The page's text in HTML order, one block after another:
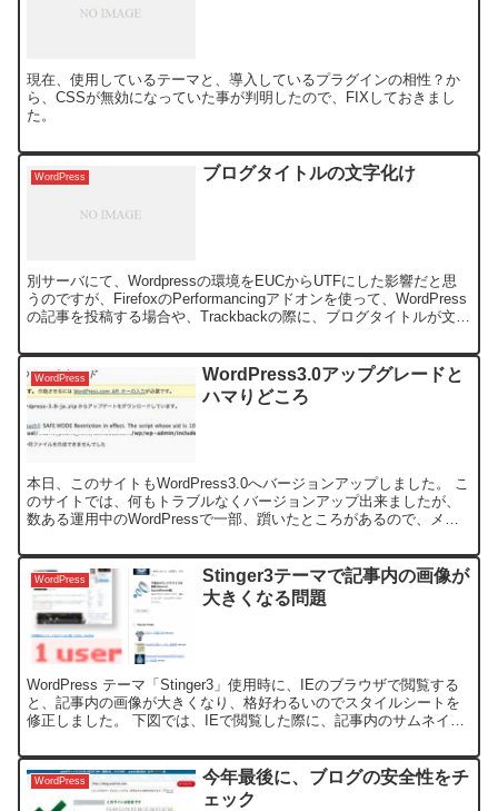
現在、使用しているテーマと、導入しているプラグインの相性？か
ら、CSSが無効になっていた事が判明したので、FIXしておきまし
た。
WordPress ブログタイトルの文字化け
別サーバにて、Wordpressの環境をEUCからUTFにした影響だと思
うのですが、FirefoxのPerformancingアドオンを使って、WordPress
の記事を投稿する場合や、Trackbackの際に、ブログタイトルが文字
WordPress
WordPress3.0アップグレードと
ハマりどころ
本日、このサイトもWordPress3.0へバージョンアップしました。 こ
のサイトでは、何もトラブルなくバージョンアップ出来ましたが、
数ある運用中のWordPressで一部、躓いたところがあるので、メモ
WordPress
Stinger3テーマで記事内の画像が
大きくなる問題
WordPress テーマ「Stinger3」使用時に、IEのブラウザで閲覧する
と、記事内の画像が大きくなり、格好わるいのでスタイルシートを
修正しました。 下図では、IEで閲覧した際に、記事内のサムネイル
WordPress
今年最後に、ブログの安全性をチ
ェック